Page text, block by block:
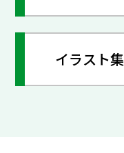
イラスト集